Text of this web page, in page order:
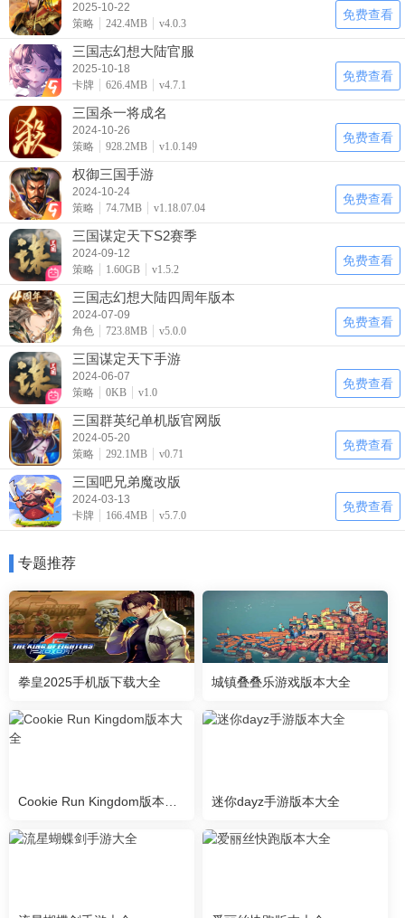
2025-10-22
策略
242.4MB v4.0.3
免费查看
三国志幻想大陆官服
2025-10-18
卡牌
626.4MB v4.7.1
免费查看
三国杀一将成名
2024-10-26
策略
928.2MB v1.0.149
免费查看
权御三国手游
2024-10-24
策略
74.7MB v1.18.07.04
免费查看
三国谋定天下S2赛季
2024-09-12
策略
1.60GB v1.5.2
免费查看
三国志幻想大陆四周年版本
2024-07-09
角色
723.8MB v5.0.0
免费查看
三国谋定天下手游
2024-06-07
策略
0KB v1.0
免费查看
三国群英纪单机版官网版
2024-05-20
策略
292.1MB v0.71
免费查看
三国吧兄弟魔改版
2024-03-13
卡牌
166.4MB v5.7.0
免费查看
专题推荐
拳皇2025手机版下载大全 城镇叠叠乐游戏版本大全
迷你dayz手游版本大全